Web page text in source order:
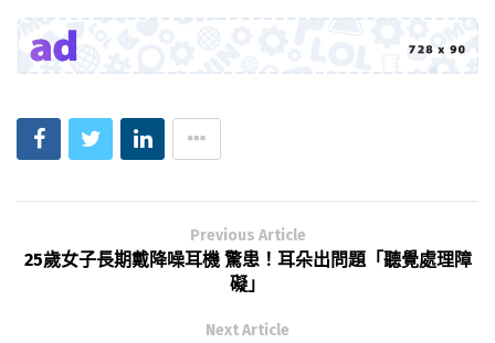
Previous Article
25歲女子長期戴降噪耳機 驚患！耳朵出問題「聽覺處理障
礙」
Next Article